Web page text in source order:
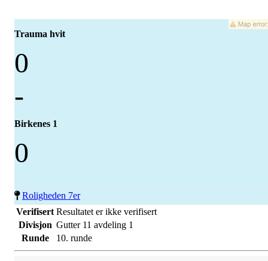
Trauma hvit
0
-
Birkenes 1
0
Roligheden 7er
Verifisert Resultatet er ikke verifisert
Divisjon Gutter 11 avdeling 1
Runde
10. runde